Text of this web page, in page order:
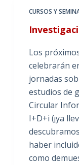
CURSOS Y
Los
celebrarán
jornadas
estudios de
Circular
I+D+i (¡ya
haber
como